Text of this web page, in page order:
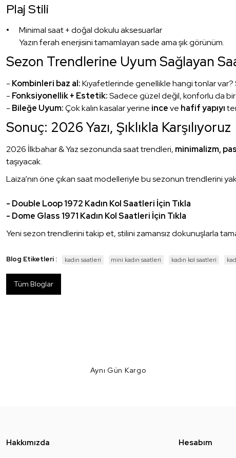
Plaj Stili
Minimal saat + doğal dokulu aksesuarlar
Yazın ferah enerjisini tamamlayan sade ama şık görünüm.
Sezon Trendlerine Uyum Sağlayan
- Kombinleri baz al:Kıyafetlerinde genellikle hangi tonlar
- Fonksiyonellik + Estetik:Sadece güzel değil, konforlu da
- Bileğe Uyum:Çok kalın kasalar yerine inceve hafif yapıyı
Sonuç: 2026 Yazı, Şıklıkla Karşılıyoruz
2026 İlkbahar & Yaz sezonunda saat trendleri, minimalizm,
taşıyacak.
Laiza’nın öne çıkan saat modelleriyle bu sezonun trendlerini
- Double Loop 1972 Kadın Kol Saatleri İçin Tıkla
- Dome Glass 1971 Kadın Kol Saatleri İçin Tıkla
Yeni sezon trendlerini takip et, stilini zamansız dokunuşlarla
Blog Etiketleri : kadın saatleri mini kadın saatleri kadın kol saatleri
Tüm Bloglar
Aynı Gün Kargo
Hakkımızda Hesabım